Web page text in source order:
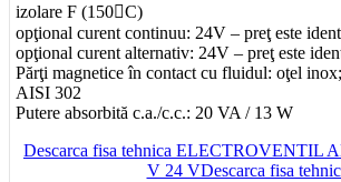
izolare F (150C)
opţional curent continuu: 24V – preţ este
opţional curent alternativ: 24V – preţ este
Părţi magnetice în contact cu fluidul: oţel
AISI 302
Putere absorbită c.a./c.c.: 20 VA / 13 W
Descarca fisa tehnica ELECTROVENTIL
V 24 VDescarca fisa